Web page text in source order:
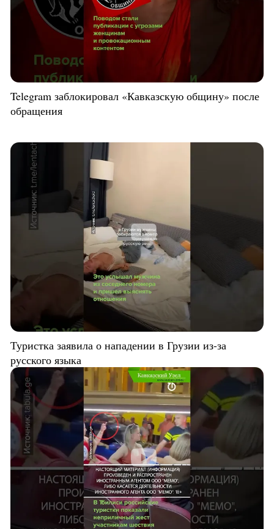
Telegram заблокировал «Кавказскую общину» после
обращения
Туристка заявила о нападении в Грузии из-за
русского языка